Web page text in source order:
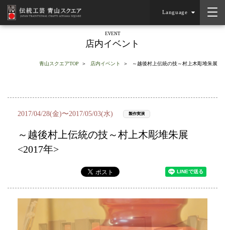
Language
EVENT
店内イベント
青山スクエアTOP 店内イベント ～越後村上伝統の技～村上木彫堆朱展
2017/04/28(金)〜2017/05/03(水) 製作実演
～越後村上伝統の技～村上木彫堆朱展
<2017年>